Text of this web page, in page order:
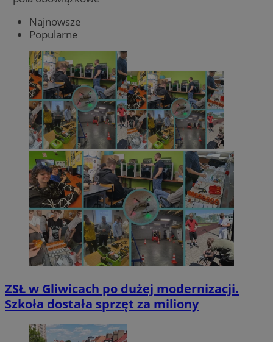
Najnowsze
Popularne
ZSŁ w Gliwicach po dużej modernizacji.
Szkoła dostała sprzęt za miliony